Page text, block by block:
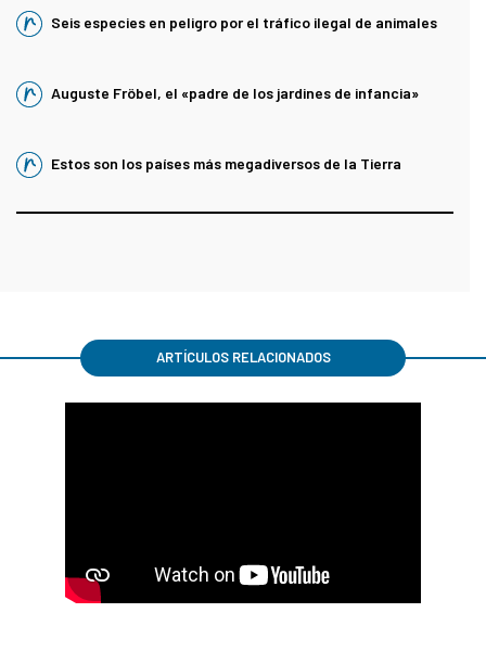
Seis especies en peligro por el tráfico ilegal de animales
Auguste Fröbel, el «padre de los jardines de infancia»
Estos son los países más megadiversos de la Tierra
ARTÍCULOS RELACIONADOS